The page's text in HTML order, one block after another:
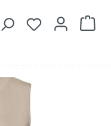
Du hast 0